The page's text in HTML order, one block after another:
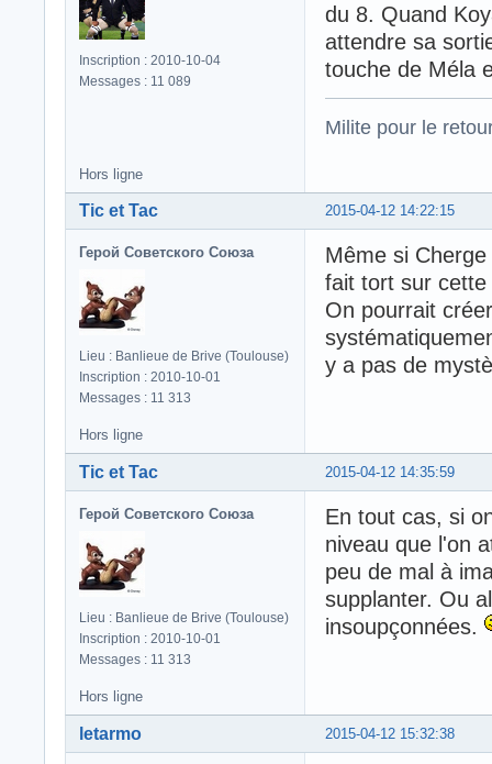
Inscription : 2010-10-04
Messages : 11 089
du 8. Quand
attendre sa
touche de Méla
Milite pour le
Hors ligne
2015-04-12 14:22:15
Tic et Tac
Герой Советского Союза
Lieu : Banlieue de Brive (Toulouse)
Inscription : 2010-10-01
Messages : 11 313
Même si
fait tort sur
On pourrait
y a pas de
Hors ligne
2015-04-12 14:35:59
Tic et Tac
Герой Советского Союза
Lieu : Banlieue de Brive (Toulouse)
Inscription : 2010-10-01
Messages : 11 313
En tout cas, si
niveau que l'on
peu de mal à
supplanter. Ou
insoupçonnées.
Hors ligne
2015-04-12 15:32:38
letarmo